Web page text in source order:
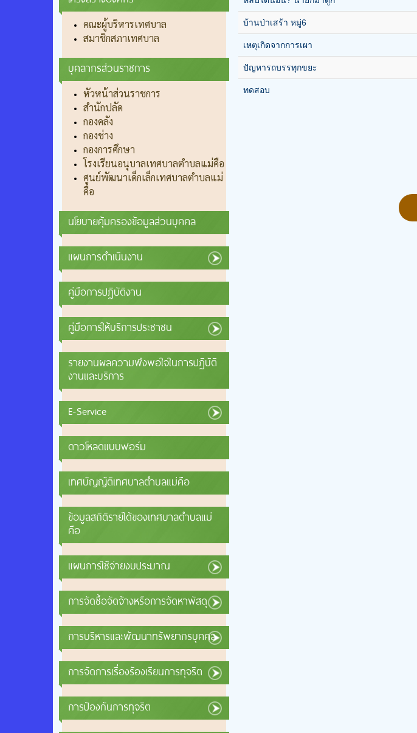
คณะผู้บริหารเทศบาล
สมาชิกสภาเทศบาล
บุคลากรส่วนราชการ
หัวหน้าส่วนราชการ
สำนักปลัด
กองคลัง
กองช่าง
กองการศึกษา
โรงเรียนอนุบาลเทศบาลตำบลแม่คือ
ศูนย์พัฒนาเด็กเล็กเทศบาลตำบลแม่
คือ
นโยบายคุ้มครองข้อมูลส่วนบุคคล
แผนการดำเนินงาน
คู่มือการปฏิบัติงาน
คู่มือการให้บริการประชาชน
รายงานผลความพึงพอใจในการปฏิบัติ
งานและบริการ
E-Service
ดาวโหลดแบบฟอร์ม
เทศบัญญัติเทศบาลตำบลแม่คือ
ข้อมูลสถิติรายได้ของเทศบาลตำบลแม่
คือ
แผนการใช้จ่ายงบประมาณ
การจัดซื้อจัดจ้างหรือการจัดหาพัสดุ
การบริหารและพัฒนาทรัพยากรบุคคล
การจัดการเรื่องร้องเรียนการทุจริต
การป้องกันการทุจริต
บ้านป่าเสร้า หมู่6
เหตุเกิดจากการเผา
ปัญหารถบรรทุกขยะ
ทดสอบ